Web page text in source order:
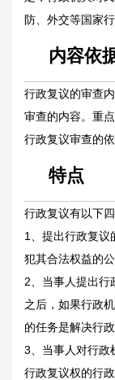
防、外交等国家行
内容依
行政复议的审查
审查的内容。重
行政复议审查的
特点
行政复议有以下四
1、提出行政复议
犯其合法权益的
2、当事人提出行
之后，如果行政
的任务是解决行
3、当事人对行政
行政复议权的行